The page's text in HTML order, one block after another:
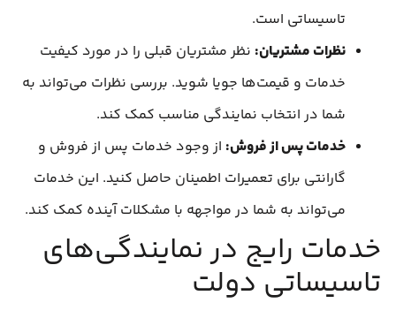
تاسیساتی است.
نظرات مشتریان: نظر مشتریان قبلی را در مورد کیفیت
خدمات و قیمت‌ها جویا شوید. بررسی نظرات می‌تواند به
شما در انتخاب نمایندگی مناسب کمک کند.
خدمات پس از فروش: از وجود خدمات پس از فروش و
گارانتی برای تعمیرات اطمینان حاصل کنید. این خدمات
می‌تواند به شما در مواجهه با مشکلات آینده کمک کند.
خدمات رایج در نمایندگی‌های
تاسیساتی دولت